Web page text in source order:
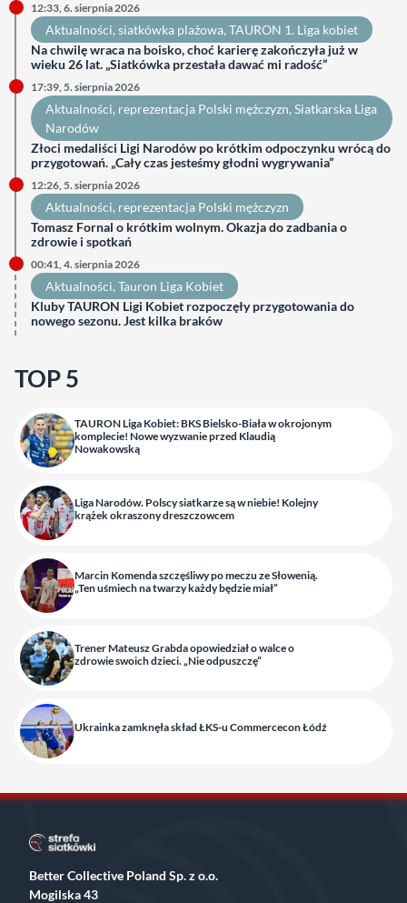
12:33, 6. sierpnia 2026
Aktualności, siatkówka plażowa, TAURON 1. Liga kobiet
Na chwilę wraca na boisko, choć karierę zakończyła już w
wieku 26 lat. „Siatkówka przestała dawać mi radość”
17:39, 5. sierpnia 2026
Aktualności, reprezentacja Polski mężczyzn, Siatkarska Liga
Narodów
Złoci medaliści Ligi Narodów po krótkim odpoczynku wrócą do
przygotowań. „Cały czas jesteśmy głodni wygrywania”
12:26, 5. sierpnia 2026
Aktualności, reprezentacja Polski mężczyzn
Tomasz Fornal o krótkim wolnym. Okazja do zadbania o
zdrowie i spotkań
00:41, 4. sierpnia 2026
Aktualności, Tauron Liga Kobiet
Kluby TAURON Ligi Kobiet rozpoczęły przygotowania do
nowego sezonu. Jest kilka braków
TOP 5
TAURON Liga Kobiet: BKS Bielsko-Biała w okrojonym
komplecie! Nowe wyzwanie przed Klaudią
Nowakowską
Liga Narodów. Polscy siatkarze są w niebie! Kolejny
krążek okraszony dreszczowcem
Marcin Komenda szczęśliwy po meczu ze Słowenią.
„Ten uśmiech na twarzy każdy będzie miał”
Trener Mateusz Grabda opowiedział o walce o
zdrowie swoich dzieci. „Nie odpuszczę”
Ukrainka zamknęła skład ŁKS-u Commercecon Łódź
Better Collective Poland Sp. z o.o.
Mogilska 43